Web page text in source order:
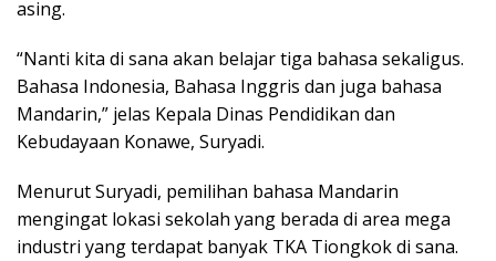
asing.
“Nanti kita di sana akan belajar tiga bahasa sekaligus.
Bahasa Indonesia, Bahasa Inggris dan juga bahasa
Mandarin,” jelas Kepala Dinas Pendidikan dan
Kebudayaan Konawe, Suryadi.
Menurut Suryadi, pemilihan bahasa Mandarin
mengingat lokasi sekolah yang berada di area mega
industri yang terdapat banyak TKA Tiongkok di sana.